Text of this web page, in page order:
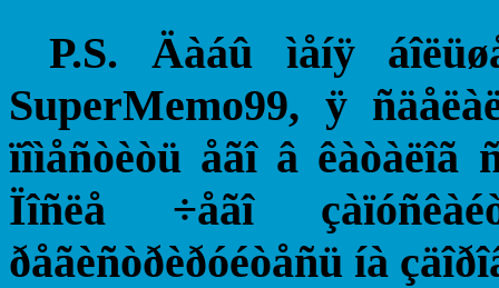
P.S. Äàáû ìåíÿ
SuperMemo99, ÿ
ïîìåñòèòü åãî â êàòàëîã
Ïîñëå ÷åãî
ðåãèñòðèðóéòåñü íà